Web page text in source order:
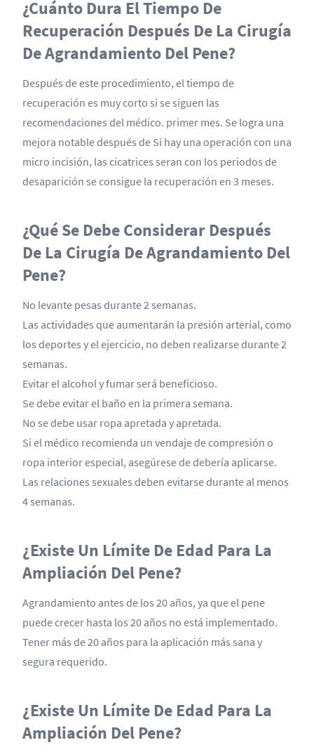
¿Cuánto Dura El Tiempo De
Recuperación Después De La Cirugía
De Agrandamiento Del Pene?
Después de este procedimiento, el tiempo de
recuperación es muy corto si se siguen las
recomendaciones del médico. primer mes. Se logra una
mejora notable después de Si hay una operación con una
micro incisión, las cicatrices seran con los periodos de
desaparición se consigue la recuperación en 3 meses.
¿Qué Se Debe Considerar Después
De La Cirugía De Agrandamiento Del
Pene?
No levante pesas durante 2 semanas.
Las actividades que aumentarán la presión arterial, como
los deportes y el ejercicio, no deben realizarse durante 2
semanas.
Evitar el alcohol y fumar será beneficioso.
Se debe evitar el baño en la primera semana.
No se debe usar ropa apretada y apretada.
Si el médico recomienda un vendaje de compresión o
ropa interior especial, asegúrese de debería aplicarse.
Las relaciones sexuales deben evitarse durante al menos
4 semanas.
¿Existe Un Límite De Edad Para La
Ampliación Del Pene?
Agrandamiento antes de los 20 años, ya que el pene
puede crecer hasta los 20 años no está implementado.
Tener más de 20 años para la aplicación más sana y
segura requerido.
¿Existe Un Límite De Edad Para La
Ampliación Del Pene?